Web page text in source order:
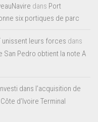
dans Port
six portiques de parc
unissent leurs forces dans
San Pedro obtient la note A
dans l’acquisition de
d’Ivoire Terminal